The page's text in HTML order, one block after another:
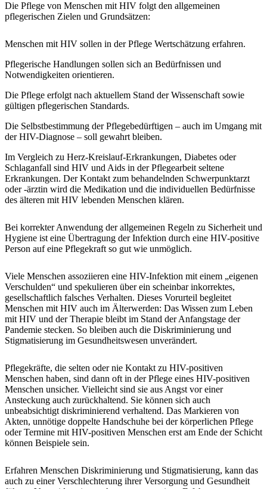
Die Pflege von Menschen mit HIV folgt den allgemeinen
pflegerischen Zielen und Grundsätzen:
Menschen mit HIV sollen in der Pflege Wertschätzung erfahren.
Pflegerische Handlungen sollen sich an Bedürfnissen und
Notwendigkeiten orientieren.
Die Pflege erfolgt nach aktuellem Stand der Wissenschaft sowie
gültigen pflegerischen Standards.
Die Selbstbestimmung der Pflegebedürftigen – auch im Umgang mit
der HIV-Diagnose – soll gewahrt bleiben.
Im Vergleich zu Herz-Kreislauf-Erkrankungen, Diabetes oder
Schlaganfall sind HIV und Aids in der Pflegearbeit seltene
Erkrankungen. Der Kontakt zum behandelnden Schwerpunktarzt
oder -ärztin wird die Medikation und die individuellen Bedürfnisse
des älteren mit HIV lebenden Menschen klären.
Bei korrekter Anwendung der allgemeinen Regeln zu Sicherheit und
Hygiene ist eine Übertragung der Infektion durch eine HIV-positive
Person auf eine Pflegekraft so gut wie unmöglich.
Viele Menschen assoziieren eine HIV-Infektion mit einem „eigenen
Verschulden“ und spekulieren über ein scheinbar inkorrektes,
gesellschaftlich falsches Verhalten. Dieses Vorurteil begleitet
Menschen mit HIV auch im Älterwerden: Das Wissen zum Leben
mit HIV und der Therapie bleibt im Stand der Anfangstage der
Pandemie stecken. So bleiben auch die Diskriminierung und
Stigmatisierung im Gesundheitswesen unverändert.
Pflegekräfte, die selten oder nie Kontakt zu HIV-positiven
Menschen haben, sind dann oft in der Pflege eines HIV-positiven
Menschen unsicher. Vielleicht sind sie aus Angst vor einer
Ansteckung auch zurückhaltend. Sie können sich auch
unbeabsichtigt diskriminierend verhaltend. Das Markieren von
Akten, unnötige doppelte Handschuhe bei der körperlichen Pflege
oder Termine mit HIV-positiven Menschen erst am Ende der Schicht
können Beispiele sein.
Erfahren Menschen Diskriminierung und Stigmatisierung, kann das
auch zu einer Verschlechterung ihrer Versorgung und Gesundheit